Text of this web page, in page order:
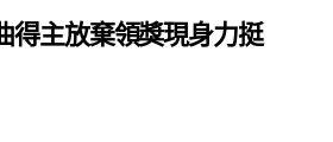
主放棄領獎現身力挺